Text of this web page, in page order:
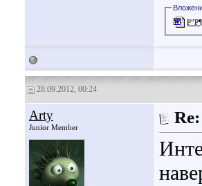
28.09.2012, 00:24
Arty
Junior Member